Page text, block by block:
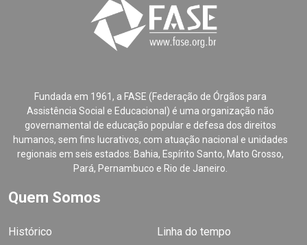
Fundada em 1961, a FASE (Federação de Órgãos para
Assistência Social e Educacional) é uma organização não
governamental de educação popular e defesa dos direitos
humanos, sem fins lucrativos, com atuação nacional e unidades
regionais em seis estados: Bahia, Espírito Santo, Mato Grosso,
Pará, Pernambuco e Rio de Janeiro.
Quem Somos
Histórico
Linha do tempo